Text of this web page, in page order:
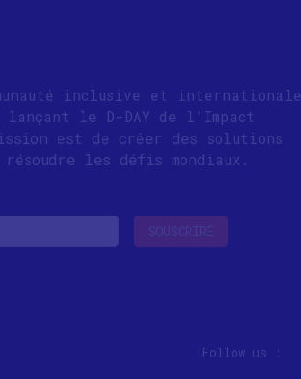
inclusive et internationale
lançant le D-DAY de l'Impact
est de créer des solutions
les défis mondiaux.
Follow us :